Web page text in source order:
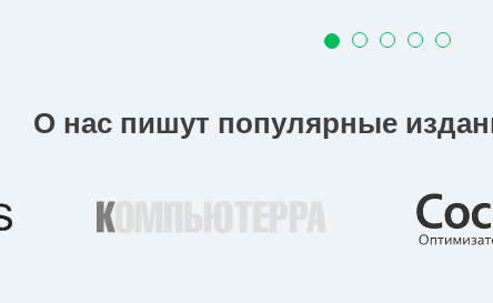
О нас пишут популярные